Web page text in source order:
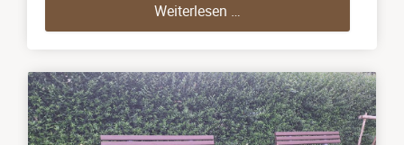
Weiterlesen …